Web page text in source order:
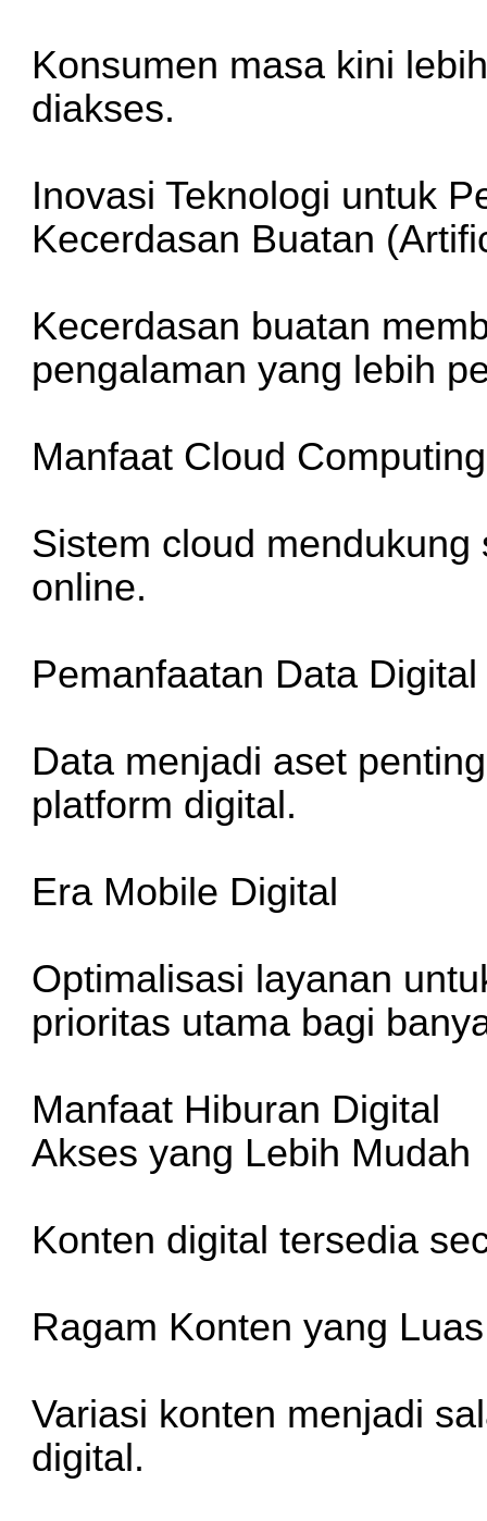
Konsumen masa kini
diakses.
Inovasi Teknologi untuk
Kecerdasan Buatan
Kecerdasan buatan
pengalaman yang lebih
Manfaat Cloud Computing
Sistem cloud
online.
Pemanfaatan Data Digital
Data menjadi aset
platform digital.
Era Mobile Digital
Optimalisasi layanan
prioritas utama bagi
Manfaat Hiburan Digital
Akses yang Lebih Mudah
Konten digital tersedia
Ragam Konten yang Luas
Variasi konten menjadi
digital.